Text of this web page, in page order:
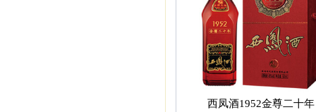
西凤酒1952金尊二十年